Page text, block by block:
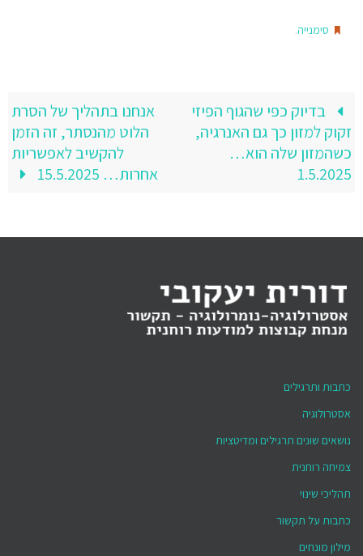
סימנייה.
בדיוק כפי שהגוף הפיזי
זקוק למזון כך גם האנרגיה,
כשהמזון שלה הוא…
1.5.2025
אנחנו בתהליך של הסרת
הלוט מהנסתר, זה הזמן
להקשיב לאפשריות
אחרות… 15.5.2025
כתבות ותרגילים
אסטרולוגיה
נושאים שונים תרגילים ומדיטציות
צמיחה רוחנית
תהליכי שינוי
כתבות על תקשור
מילון מונחים